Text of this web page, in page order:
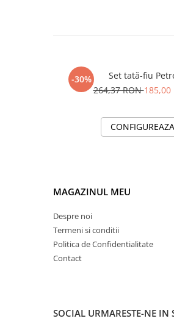
-30%
Set tată-fiu
264,37 RON185,00
CONFIGUREAZA
MAGAZINUL MEU
Despre noi
Termeni si conditii
Politica de Confidentialitate
Contact
SOCIAL URMARESTE-NE IN